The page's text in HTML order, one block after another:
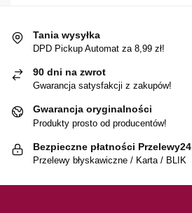
Tania wysyłka
DPD Pickup Automat za 8,99 zł!
90 dni na zwrot
Gwarancja satysfakcji z zakupów!
Gwarancja oryginalności
Produkty prosto od producentów!
Bezpieczne płatności Przelewy24
Przelewy błyskawiczne / Karta / BLIK